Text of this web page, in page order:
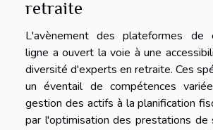
retraite
L'avènement des plateformes de
ligne a ouvert la voie à une
diversité d'experts en retraite. Ces
un éventail de compétences
gestion des actifs à la planification
par l'optimisation des prestations de